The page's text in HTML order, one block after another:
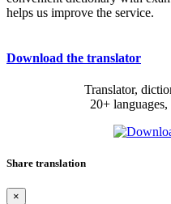
helps us improve the service.
Download the translator
Translator,
20+
Share translation
×